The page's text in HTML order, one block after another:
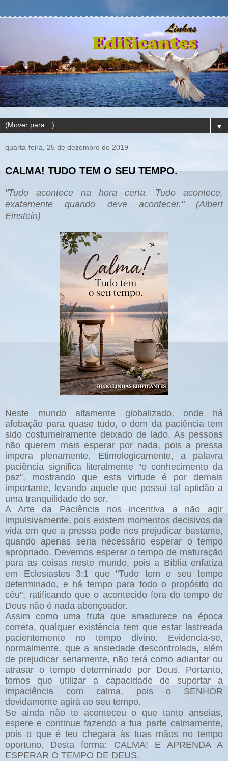
▼
quarta-feira, 25 de dezembro de 2019
CALMA! TUDO TEM O SEU TEMPO.
"Tudo acontece na hora certa. Tudo acontece,
exatamente quando deve acontecer." (Albert
Einstein)
Neste mundo altamente globalizado, onde há
afobação para quase tudo, o dom da paciência tem
sido costumeiramente deixado de lado. As pessoas
não querem mais esperar por nada, pois a pressa
impera plenamente. Etimologicamente, a palavra
paciência significa literalmente "o conhecimento da
paz", mostrando que esta virtude é por demais
importante, levando aquele que possui tal aptidão a
uma tranquilidade do ser.
A Arte da Paciência nos incentiva a não agir
impulsivamente, pois existem momentos decisivos da
vida em que a pressa pode nos prejudicar bastante,
quando apenas seria necessário esperar o tempo
apropriado. Devemos esperar o tempo de maturação
para as coisas neste mundo, pois a Bíblia enfatiza
em Eclesiastes 3:1 que "Tudo tem o seu tempo
determinado, e há tempo para todo o propósito do
céu", ratificando que o acontecido fora do tempo de
Deus não é nada abençoador.
Assim como uma fruta que amadurece na época
correta, qualquer existência tem que estar lastreada
pacientemente no tempo divino. Evidencia-se,
normalmente, que a ansiedade descontrolada, além
de prejudicar seriamente, não terá como adiantar ou
atrasar o tempo determinado por Deus. Portanto,
temos que utilizar a capacidade de suportar a
impaciência com calma, pois o SENHOR
devidamente agirá ao seu tempo.
Se ainda não te aconteceu o que tanto anseias,
espere e continue fazendo a tua parte calmamente,
pois o que é teu chegará às tuas mãos no tempo
oportuno. Desta forma: CALMA! E APRENDA A
ESPERAR O TEMPO DE DEUS.